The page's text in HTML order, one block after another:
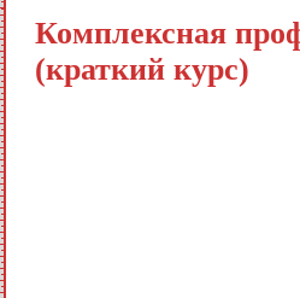
Комплексная
(краткий курс)